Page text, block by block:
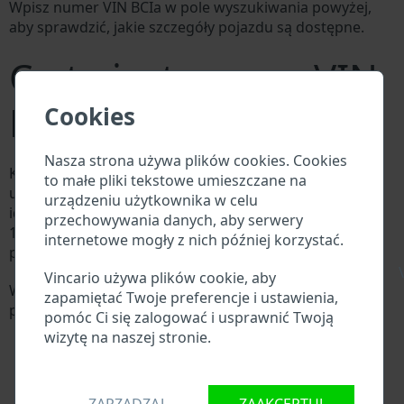
Cookies
Nasza strona używa plików cookies. Cookies
to małe pliki tekstowe umieszczane na
urządzeniu użytkownika w celu
przechowywania danych, aby serwery
internetowe mogły z nich później korzystać.
Vincario używa plików cookie, aby
zapamiętać Twoje preferencje i ustawienia,
pomóc Ci się zalogować i usprawnić Twoją
wizytę na naszej stronie.
Wpisz numer VIN BCIa w pole wyszukiwania powyżej,
aby sprawdzić, jakie szczegóły pojazdu są dostępne.
Co to jest numer VIN
BCIa?
Każdy producent BCIa przypisuje każdemu pojazdowi
unikalny identyfikator zwany numerem
identyfikacyjnym pojazdu (VIN). Numer VIN składa się z
17 cyfr i składa się z liter i cyfr zawierających
podstawowe informacje o pojeździe.
Wszystkie bazy danych w branży motoryzacyjnej
przeszukują VIN:
Baza danych producenta BCIa
Baza danych importerów/eksporterów BCIa
Baza danych warsztatów BCIa i dostawców części